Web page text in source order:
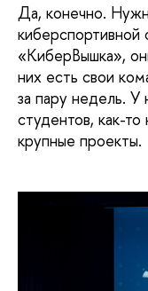
Да, конечно.
киберспортивной
«КиберВышка»,
них есть свои
за пару недель. У
студентов, как-то
крупные проекты.